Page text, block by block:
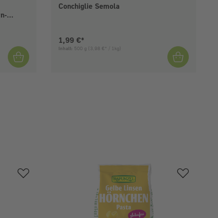
Conchiglie Semola
Aktueller Preis:
1,99 €*
Inhalt: 500 g (3,98 €* / 1kg)